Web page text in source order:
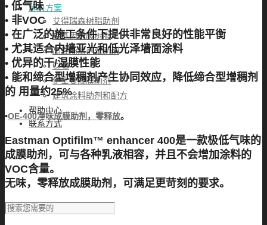
解决方案
艾得瑞森树脂助剂
羟基丙烯酸树脂
高性能溶剂型助剂
CAB
伊士曼成膜助剂
建筑涂料助剂和配方
帮助中心
联系方式
• 低气味
• 非VOC
• 在广泛的施工条件下提供非常良好的性能平衡
• 尤其适合内墙亚光和低光泽墙面涂料
• 优异的干/湿膜性能
• 能和缔合型增稠剂产生协同效应，降低缔合型增稠剂
的 用量约25%
•OE-400净味成膜助剂，零释放。
Eastman Optifilm™ enhancer 400是一款极低气味的
成膜助剂，可与各种乳液相容，并且不会增加涂料的
VOC含量。
无味，零释放成膜助剂，可满足更苛刻的要求。